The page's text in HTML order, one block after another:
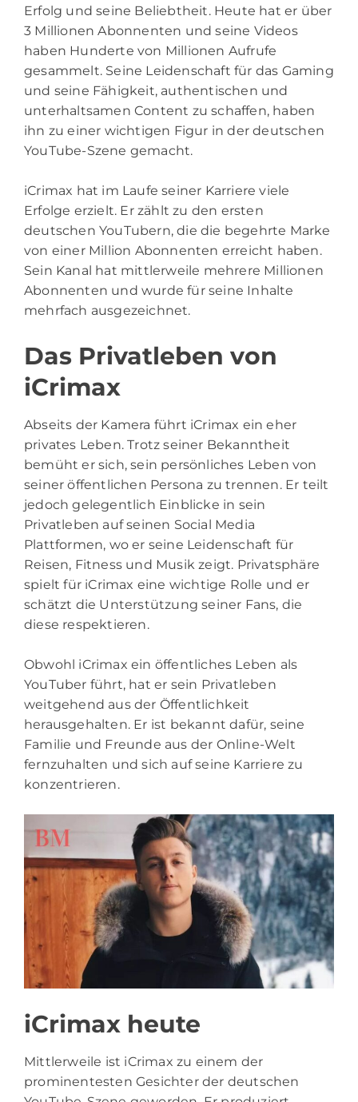
Erfolg und seine Beliebtheit. Heute hat er über
3 Millionen Abonnenten und seine Videos
haben Hunderte von Millionen Aufrufe
gesammelt. Seine Leidenschaft für das Gaming
und seine Fähigkeit, authentischen und
unterhaltsamen Content zu schaffen, haben
ihn zu einer wichtigen Figur in der deutschen
YouTube-Szene gemacht.
iCrimax hat im Laufe seiner Karriere viele
Erfolge erzielt. Er zählt zu den ersten
deutschen YouTubern, die die begehrte Marke
von einer Million Abonnenten erreicht haben.
Sein Kanal hat mittlerweile mehrere Millionen
Abonnenten und wurde für seine Inhalte
mehrfach ausgezeichnet.
Das Privatleben von
iCrimax
Abseits der Kamera führt iCrimax ein eher
privates Leben. Trotz seiner Bekanntheit
bemüht er sich, sein persönliches Leben von
seiner öffentlichen Persona zu trennen. Er teilt
jedoch gelegentlich Einblicke in sein
Privatleben auf seinen Social Media
Plattformen, wo er seine Leidenschaft für
Reisen, Fitness und Musik zeigt. Privatsphäre
spielt für iCrimax eine wichtige Rolle und er
schätzt die Unterstützung seiner Fans, die
diese respektieren.
Obwohl iCrimax ein öffentliches Leben als
YouTuber führt, hat er sein Privatleben
weitgehend aus der Öffentlichkeit
herausgehalten. Er ist bekannt dafür, seine
Familie und Freunde aus der Online-Welt
fernzuhalten und sich auf seine Karriere zu
konzentrieren.
iCrimax heute
Mittlerweile ist iCrimax zu einem der
prominentesten Gesichter der deutschen